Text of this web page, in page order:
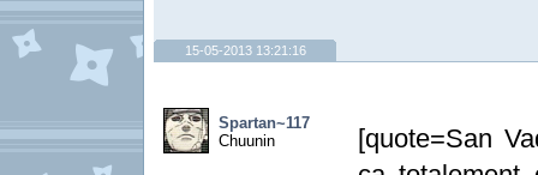
15-05-2013 13:21:16
Spartan~117
Chuunin
[quote=San